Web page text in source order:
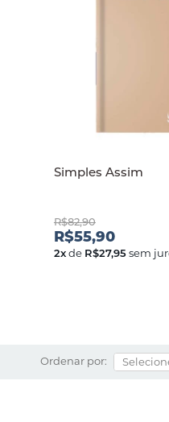
Simples Assim
R$82,90
R$55,90
2xde R$27,95sem
Ordenar por: